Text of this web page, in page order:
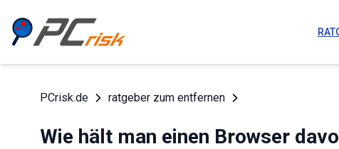
PCrisk.de ratgeber zum entfernen
Wie hält man einen Browser